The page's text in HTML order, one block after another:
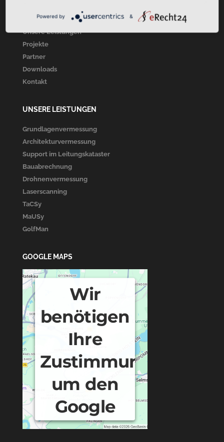
Über Uns
Unsere Leistungen
Projekte
Partner
Downloads
Kontakt
UNSERE LEISTUNGEN
Grundlagenvermessung
Architekturvermessung
Support im Leitungskataster
Bauabrechnung
Drohnenvermessung
Laserscanning
TaCSy
MaUSy
GolfMan
GOOGLE MAPS
Wir
benötigen
Ihre
Zustimmung,
um den
Google
Maps-
Powered by &